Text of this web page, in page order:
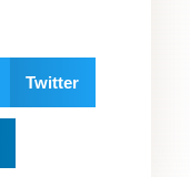
Twitter